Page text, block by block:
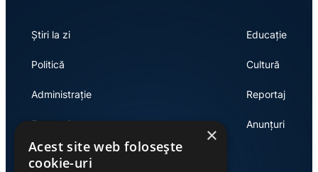
Știri la zi
Politică
Administrație
Economie
Educație
Cultură
Reportaj
Anunțuri
×
Acest site web folosește
cookie-uri